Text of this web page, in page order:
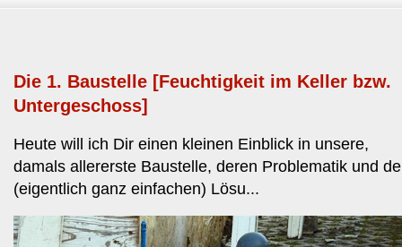
Die 1. Baustelle [Feuchtigkeit im Keller bzw.
Untergeschoss]
Heute will ich Dir einen kleinen Einblick in unsere,
damals allererste Baustelle, deren Problematik und
(eigentlich ganz einfachen) Lösu...